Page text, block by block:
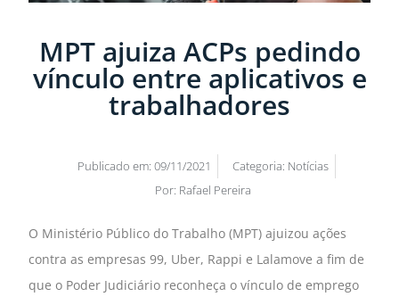
MPT ajuiza ACPs pedindo
vínculo entre aplicativos e
trabalhadores
Publicado em: 09/11/2021 Categoria: Notícias
Por: Rafael Pereira
O Ministério Público do Trabalho (MPT) ajuizou ações
contra as empresas 99, Uber, Rappi e Lalamove a fim de
que o Poder Judiciário reconheça o vínculo de emprego